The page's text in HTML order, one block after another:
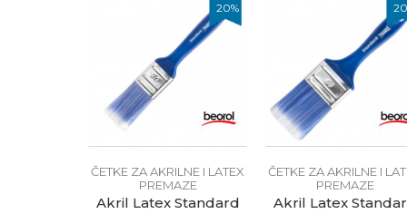
Brendovi
Anti-spam zaštita -
POŠALJI
20%
ČETKE ZA AKRILNE I LATEX
PREMAZE
Akril Latex Standard
20
ČETKE ZA AKRILNE I
PREMAZE
Akril Latex